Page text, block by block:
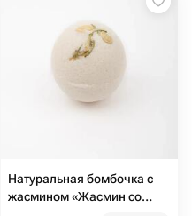
Натуральная бомбочка с
жасмином «Жасмин со